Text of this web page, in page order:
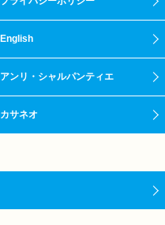
English
アンリ・シャルパンティエ
カサネオ